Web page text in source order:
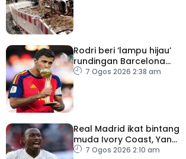
Rodri beri ‘lampu hijau’
rundingan Barcelona
dengan Man City
7 Ogos 2026 2:38 am
Real Madrid ikat bintang
muda Ivory Coast, Yan
Diomande
7 Ogos 2026 2:10 am